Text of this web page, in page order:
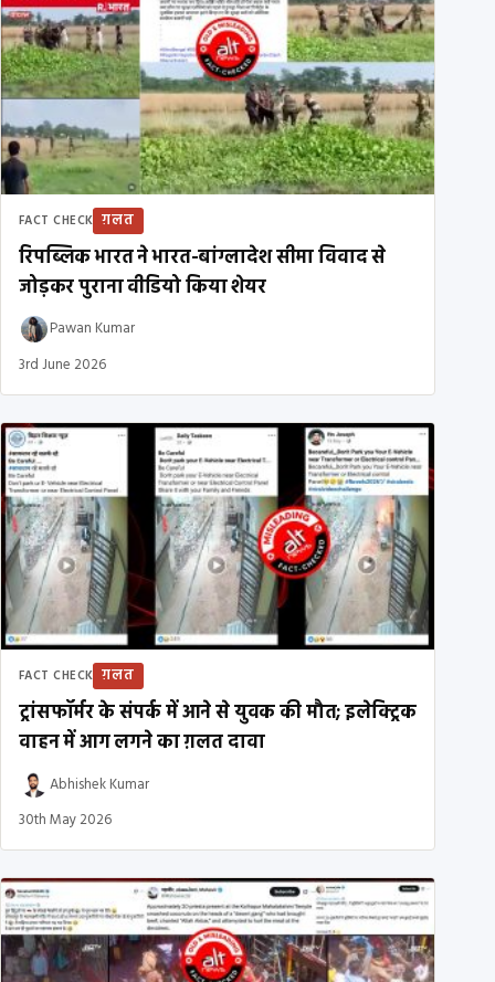
FACT CHECK ग़लत
रिपब्लिक भारत ने भारत-बांग्लादेश सीमा विवाद से
जोड़कर पुराना वीडियो किया शेयर
Pawan Kumar
3rd June 2026
FACT CHECK ग़लत
ट्रांसफॉर्मर के संपर्क में आने से युवक की मौत; इलेक्ट्रिक
वाहन में आग लगने का ग़लत दावा
Abhishek Kumar
30th May 2026